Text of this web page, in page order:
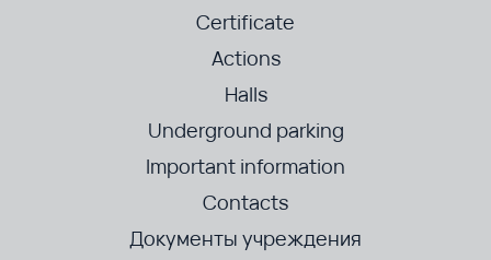
Certificate
Actions
Halls
Underground parking
Important information
Contacts
Документы учреждения